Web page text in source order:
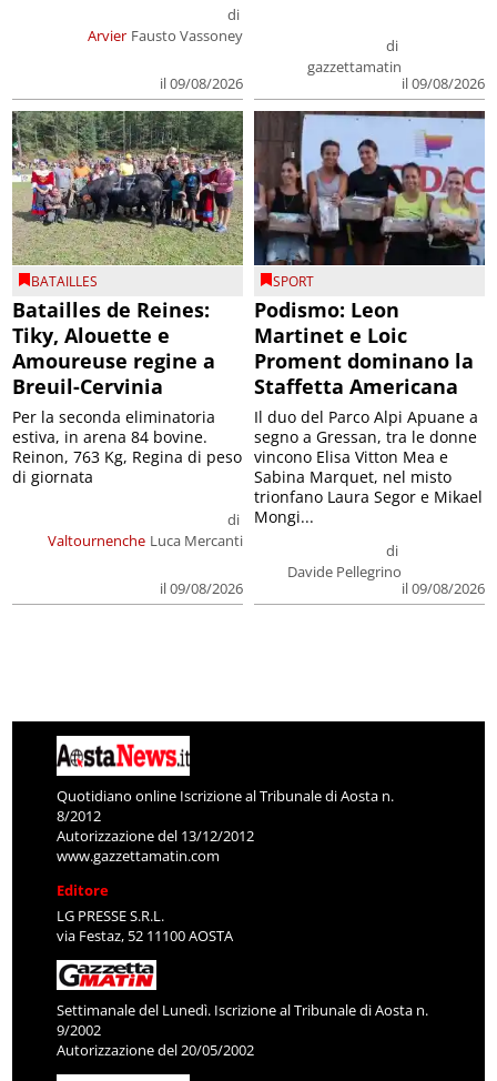
Arvier
di
Fausto Vassoney
il 09/08/2026
di
gazzettamatin
il 09/08/2026
BATAILLES
Batailles de Reines:
Tiky, Alouette e
Amoureuse regine a
Breuil-Cervinia
Valtournenche
di
Luca Mercanti
il 09/08/2026
Per la seconda eliminatoria
estiva, in arena 84 bovine.
Reinon, 763 Kg, Regina di peso
di giornata
SPORT
Podismo: Leon
Martinet e Loic
Proment dominano la
Staffetta Americana
di
Davide Pellegrino
il 09/08/2026
Il duo del Parco Alpi Apuane a
segno a Gressan, tra le donne
vincono Elisa Vitton Mea e
Sabina Marquet, nel misto
trionfano Laura Segor e Mikael
Mongi...
Quotidiano online Iscrizione al Tribunale di Aosta n.
8/2012
Autorizzazione del 13/12/2012
www.gazzettamatin.com
Editore
LG PRESSE S.R.L.
via Festaz, 52 11100 AOSTA
Settimanale del Lunedì. Iscrizione al Tribunale di Aosta n.
9/2002
Autorizzazione del 20/05/2002